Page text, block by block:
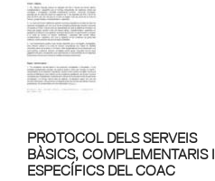
PROTOCOL DELS SERVEIS
BÀSICS, COMPLEMENTARIS I
ESPECÍFICS DEL COAC